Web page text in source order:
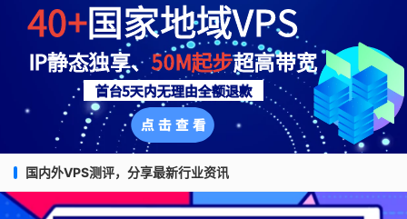
国内外VPS测评，分享最新行业资讯